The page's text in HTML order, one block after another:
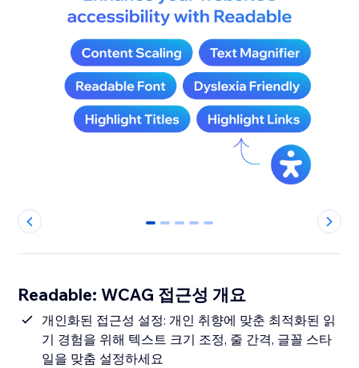
0 1 2 3 4
Readable: WCAG 접근성 개요
개인화된 접근성 설정: 개인 취향에 맞춘 최적화된 읽
기 경험을 위해 텍스트 크기 조정, 줄 간격, 글꼴 스타
일을 맞춤 설정하세요